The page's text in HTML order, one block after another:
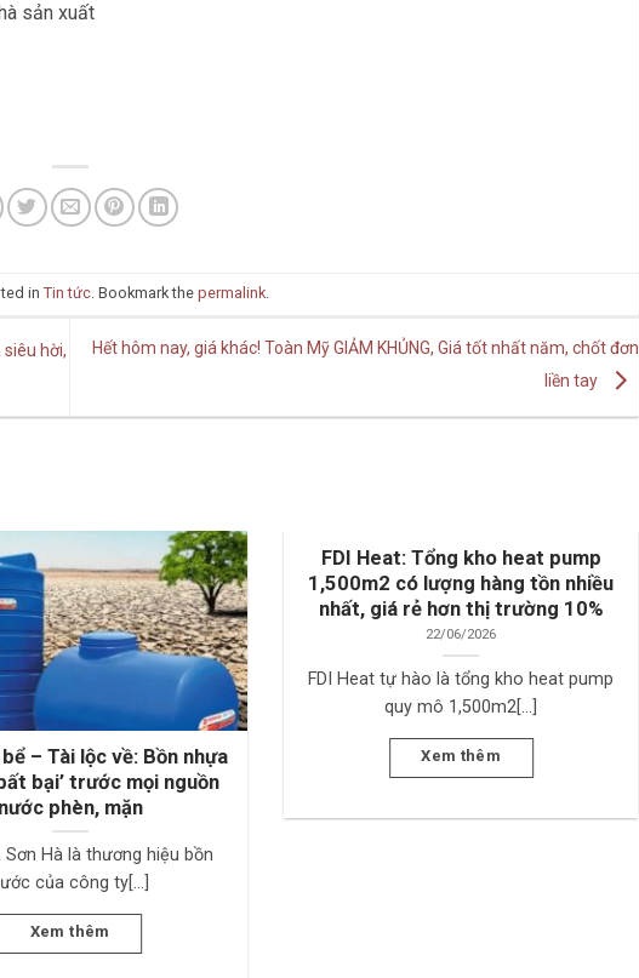
sản xuất
inTin tức. Bookmark thepermalink.
siêu hời,
Hết hôm nay, giá khác! Toàn Mỹ GIẢM KHỦNG, Giá tốt nhất năm, chốt đơn
liền tay
– Tài lộc về: Bồn nhựa
bại’ trước mọi nguồn
phèn, mặn
Sơn Hà là thương hiệu bồn
của công ty[...]
Xem thêm
FDI Heat: Tổng kho heat pump
1,500m2 có lượng hàng tồn nhiều
nhất, giá rẻ hơn thị trường 10%
22/06/2026
FDI Heat tự hào là tổng kho heat pump
quy mô 1,500m2[...]
Xem thêm